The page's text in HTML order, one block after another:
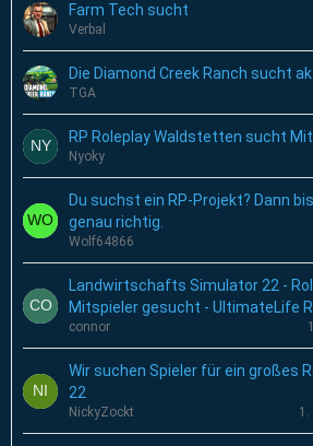
Farm Tech sucht
Verbal
Die Diamond Creek Ranch sucht
TGA
RP Roleplay Waldstetten sucht
Nyoky
Du suchst ein RP-Projekt? Dann
genau richtig.
Wolf64866
Landwirtschafts Simulator 22 -
Mitspieler gesucht - UltimateLife
connor
Wir suchen Spieler für ein großes
22
NickyZockt